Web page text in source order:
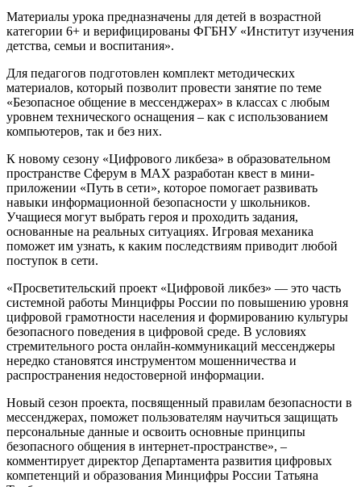
Материалы урока предназначены для детей в возрастной
категории 6+ и верифицированы ФГБНУ «Институт изучения
детства, семьи и воспитания».
Для педагогов подготовлен комплект методических
материалов, который позволит провести занятие по теме
«Безопасное общение в мессенджерах» в классах с любым
уровнем технического оснащения – как с использованием
компьютеров, так и без них.
К новому сезону «Цифрового ликбеза» в образовательном
пространстве Сферум в MAX разработан квест в мини-
приложении «Путь в сети», которое помогает развивать
навыки информационной безопасности у школьников.
Учащиеся могут выбрать героя и проходить задания,
основанные на реальных ситуациях. Игровая механика
поможет им узнать, к каким последствиям приводит любой
поступок в сети.
«Просветительский проект «Цифровой ликбез» — это часть
системной работы Минцифры России по повышению уровня
цифровой грамотности населения и формированию культуры
безопасного поведения в цифровой среде. В условиях
стремительного роста онлайн-коммуникаций мессенджеры
нередко становятся инструментом мошенничества и
распространения недостоверной информации.
Новый сезон проекта, посвященный правилам безопасности в
мессенджерах, поможет пользователям научиться защищать
персональные данные и освоить основные принципы
безопасного общения в интернет-пространстве», –
комментирует директор Департамента развития цифровых
компетенций и образования Минцифры России Татьяна